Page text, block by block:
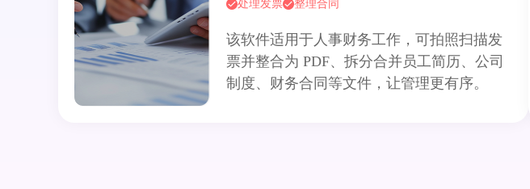
处理发票 整理合同
该软件适用于人事财务工作，可拍照扫描发
票并整合为 PDF、拆分合并员工简历、公司
制度、财务合同等文件，让管理更有序。